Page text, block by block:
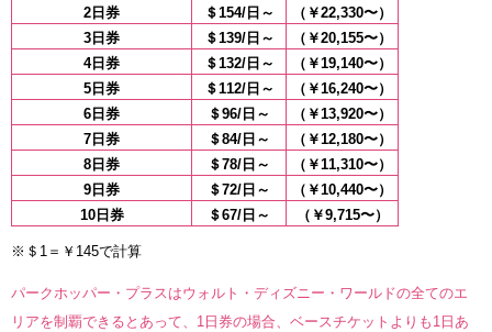
2日券
＄154/日～
（￥22,330〜）
3日券
＄139/日～
（￥20,155〜）
4日券
＄132/日～
（￥19,140〜）
5日券
＄112/日～
（￥16,240〜）
6日券
＄96/日～
（￥13,920〜）
7日券
＄84/日～
（￥12,180〜）
8日券
＄78/日～
（￥11,310〜）
9日券
＄72/日～
（￥10,440〜）
10日券
＄67/日～ （￥9,715〜）
※＄1＝￥145で計算
パークホッパー・プラスはウォルト・ディズニー・ワールドの全てのエ
リアを制覇できるとあって、1日券の場合、ベースチケットよりも1日あ